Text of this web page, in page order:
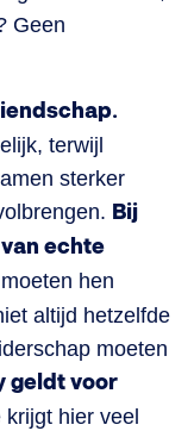
Geen
terwijl
sterker
Bij
echte
hen
altijd hetzelfde
moeten
geldt voor
krijgt hier veel